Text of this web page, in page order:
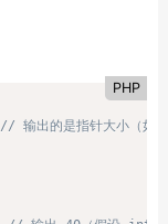
PHP
// 输出的是指针大小（如